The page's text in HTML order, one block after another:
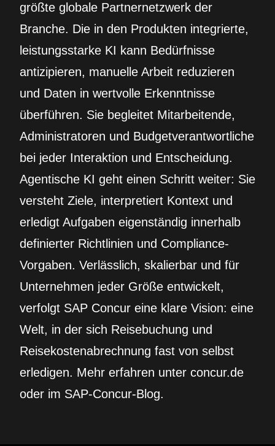
größte globale Partnernetzwerk der
Branche. Die in den Produkten integrierte,
leistungsstarke KI kann Bedürfnisse
antizipieren, manuelle Arbeit reduzieren
und Daten in wertvolle Erkenntnisse
überführen. Sie begleitet Mitarbeitende,
Administratoren und Budgetverantwortliche
bei jeder Interaktion und Entscheidung.
Agentische KI geht einen Schritt weiter: Sie
versteht Ziele, interpretiert Kontext und
erledigt Aufgaben eigenständig innerhalb
definierter Richtlinien und Compliance-
Vorgaben. Verlässlich, skalierbar und für
Unternehmen jeder Größe entwickelt,
verfolgt SAP Concur eine klare Vision: eine
Welt, in der sich Reisebuchung und
Reisekostenabrechnung fast von selbst
erledigen. Mehr erfahren unter concur.de
oder im SAP-Concur-Blog.